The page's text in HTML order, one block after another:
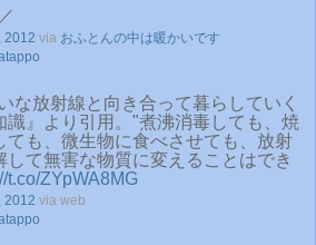
2012 via おふとんの中は暖かいです
な放射線と向き合って暮らしていく
識』より引用。"煮沸消毒しても、焼
ても、微生物に食べさせても、放射
して無害な物質に変えることはでき
t.co/ZYpWA8MG
2012 via web